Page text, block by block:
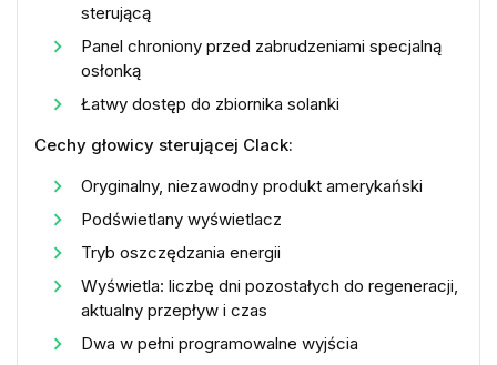
sterującą
Panel chroniony przed zabrudzeniami specjalną
osłonką
Łatwy dostęp do zbiornika solanki
Cechy głowicy sterującej Clack:
Oryginalny, niezawodny produkt amerykański
Podświetlany wyświetlacz
Tryb oszczędzania energii
Wyświetla: liczbę dni pozostałych do regeneracji,
aktualny przepływ i czas
Dwa w pełni programowalne wyjścia